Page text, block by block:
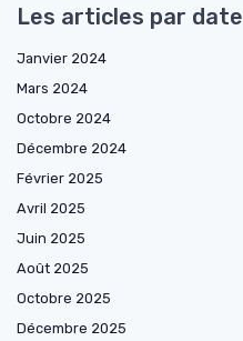
Les articles par date
Janvier 2024
Mars 2024
Octobre 2024
Décembre 2024
Février 2025
Avril 2025
Juin 2025
Août 2025
Octobre 2025
Décembre 2025